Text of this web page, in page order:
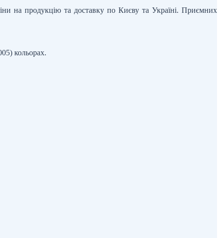
на продукцію та доставку по Києву та Україні. Приємних
кольорах.